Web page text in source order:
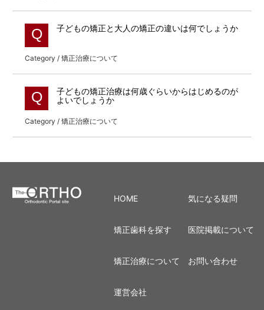
Q 子どもの矯正と大人の矯正の違いは何でしょうか
Category / 矯正治療について
Q
子どもの矯正治療は何歳ぐらいからはじめるのが
よいでしょうか
Category / 矯正治療について
HOME
矯正歯科を探す
矯正治療について
気になる疑問
医院掲載について
お問い合わせ
運営会社